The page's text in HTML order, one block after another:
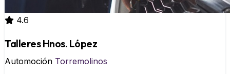
4.6
Talleres Hnos. López
Automoción Torremolinos